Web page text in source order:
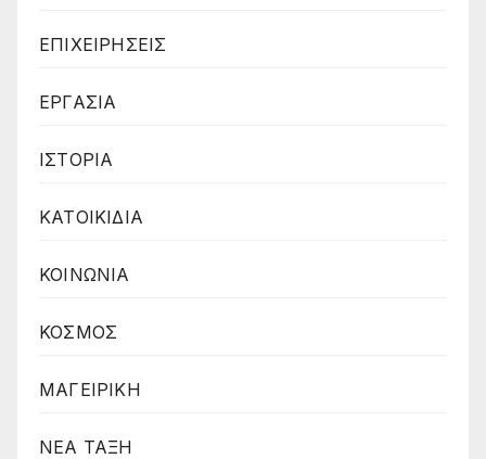
ΕΠΙΧΕΙΡΗΣΕΙΣ
ΕΡΓΑΣΙΑ
ΙΣΤΟΡΙΑ
ΚΑΤΟΙΚΙΔΙΑ
ΚΟΙΝΩΝΙΑ
ΚΟΣΜΟΣ
ΜΑΓΕΙΡΙΚΗ
ΝΕΑ ΤΑΞΗ